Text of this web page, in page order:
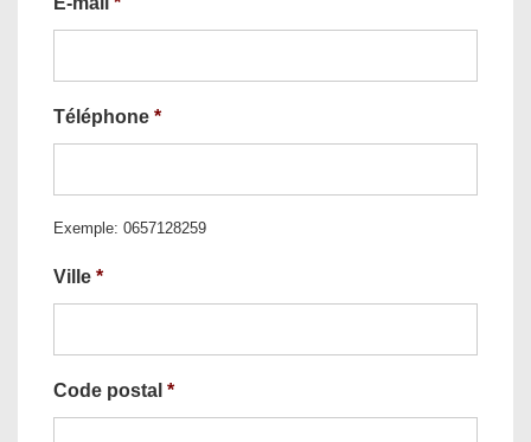
Téléphone *
Exemple: 0657128259
Ville *
Code postal *